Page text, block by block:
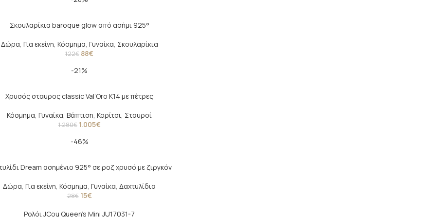
Σκουλαρίκια baroque glow από ασήμι 925°
Δώρα, Για εκείνη, Κόσμημα, Γυναίκα, Σκουλαρίκια
122€ 88€
-21%
Χρυσός σταυρος classic Val’Oro Κ14 με πέτρες
Κόσμημα, Γυναίκα, Βάπτιση, Κορίτσι, Σταυροί
1.280€ 1.005€
-46%
Dream ασημένιο 925° σε ροζ χρυσό με ζιργκόν
Δώρα, Για εκείνη, Κόσμημα, Γυναίκα, Δαχτυλίδια
28€ 15€
Ρολόι JCou Queen’s Mini JU17031-7